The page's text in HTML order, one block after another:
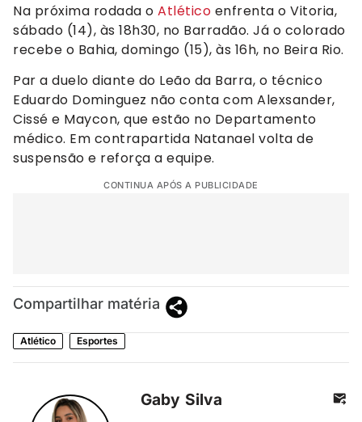
Na próxima rodada o Atlético enfrenta o Vitoria,
sábado (14), às 18h30, no Barradão. Já o colorado
recebe o Bahia, domingo (15), às 16h, no Beira Rio.
Par a duelo diante do Leão da Barra, o técnico
Eduardo Dominguez não conta com Alexsander,
Cissé e Maycon, que estão no Departamento
médico. Em contrapartida Natanael volta de
suspensão e reforça a equipe.
CONTINUA APÓS A PUBLICIDADE
Compartilhar matéria
Atlético Esportes
Gaby Silva